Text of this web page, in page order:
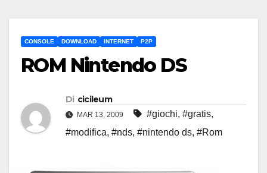
CONSOLE DOWNLOAD INTERNET P2P
ROM Nintendo DS
Di cicileum
MAR 13, 2009 #giochi, #gratis,
#modifica, #nds, #nintendo ds, #Rom